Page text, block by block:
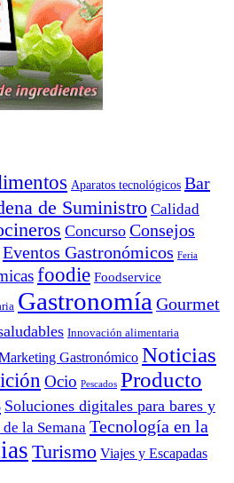
Aparatos tecnológicos Bar
de Suministro Calidad
Concurso Consejos
Eventos Gastronómicos Feria
foodie Foodservice
Gastronomía Gourmet
Innovación alimentaria
Gastronómico Noticias
Ocio Pescados Producto
Soluciones digitales para bares y
de la Semana Tecnología en la
Turismo Viajes y Escapadas